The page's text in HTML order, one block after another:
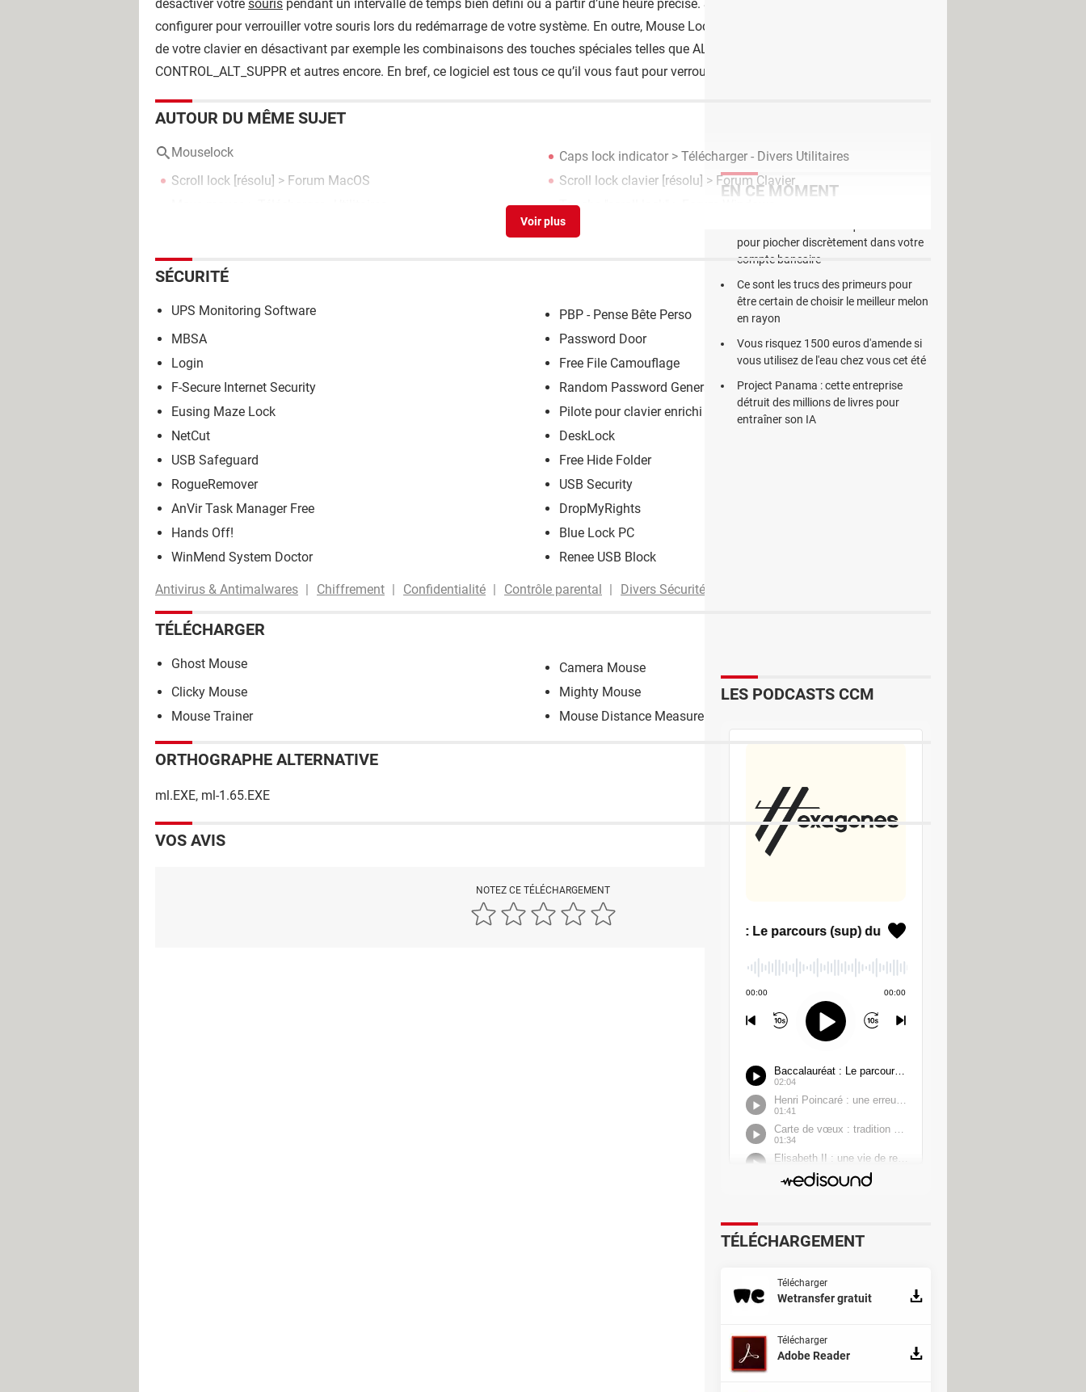
désactiver votre souris pendant un intervalle de temps bien défini ou à partir d’une heure précise. Si vous voulez, vous pouvez aussi le
configurer pour verrouiller votre souris lors du redémarrage de votre système. En outre, Mouse Lock peut agir également sur les touches
de votre clavier en désactivant par exemple les combinaisons des touches spéciales telles que ALT_TAB, CTRL_ESC,
CONTROL_ALT_SUPPR et autres encore. En bref, ce logiciel est tous ce qu’il vous faut pour verrouiller l’accès à votre PC.
AUTOUR DU MÊME SUJET
Mouselock Caps lock indicator > Télécharger - Divers Utilitaires
Scroll lock [résolu] > Forum MacOS Scroll lock clavier [résolu] > Forum Clavier
Touche "scroll lock"
SÉCURITÉ
UPS Monitoring Software
PBP - Pense Bête Perso
MBSA
Password Door
Login
Free File Camouflage
F-Secure Internet Security
Random Password Generator
Eusing Maze Lock
Pilote pour clavier enrichi
NetCut
DeskLock
USB Safeguard
Free Hide Folder
RogueRemover
USB Security
AnVir Task Manager Free
DropMyRights
Hands Off!
Blue Lock PC
WinMend System Doctor
Renee USB Block
Antivirus & Antimalwares Chiffrement Confidentialité Contrôle parental Divers Sécurité
TÉLÉCHARGER
Ghost Mouse
Camera Mouse
Clicky Mouse
Mighty Mouse
Mouse Trainer
Mouse Distance Measurer
ORTHOGRAPHE ALTERNATIVE
ml.EXE, ml-1.65.EXE
VOS AVIS
NOTEZ CE TÉLÉCHARGEMENT
EN CE MOMENT
pour piocher discrètement dans votre
compte bancaire
Ce sont les trucs des primeurs pour
être certain de choisir le meilleur melon
en rayon
Vous risquez 1500 euros d'amende si
vous utilisez de l'eau chez vous cet été
Project Panama : cette entreprise
détruit des millions de livres pour
entraîner son IA
LES PODCASTS CCM
TÉLÉCHARGEMENT
Télécharger
Wetransfer gratuit
Télécharger
Adobe Reader